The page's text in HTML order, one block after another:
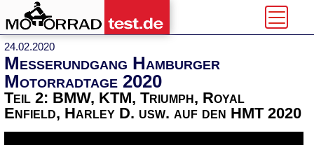
24.02.2020
Messerundgang Hamburger
Motorradtage 2020
Teil 2: BMW, KTM, Triumph, Royal
Enfield, Harley D. usw. auf den HMT 2020